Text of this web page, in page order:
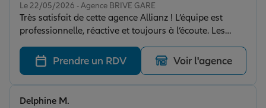
Le 22/05/2026 - Agence BRIVE GARE
Très satisfait de cette agence Allianz ! L’équipe est
professionnelle, réactive et toujours à l’écoute. Les
conseils sont clairs et adaptés à mes besoins, aussi
bien pour l’assurance auto que l’habitation. Les
démarches sont rapides et le suivi client est excellent.
Je recommande vivement ce cabinet pour son sérieux
et son accueil chaleureux
Prendre un RDV Voir l'agence
Delphine M.